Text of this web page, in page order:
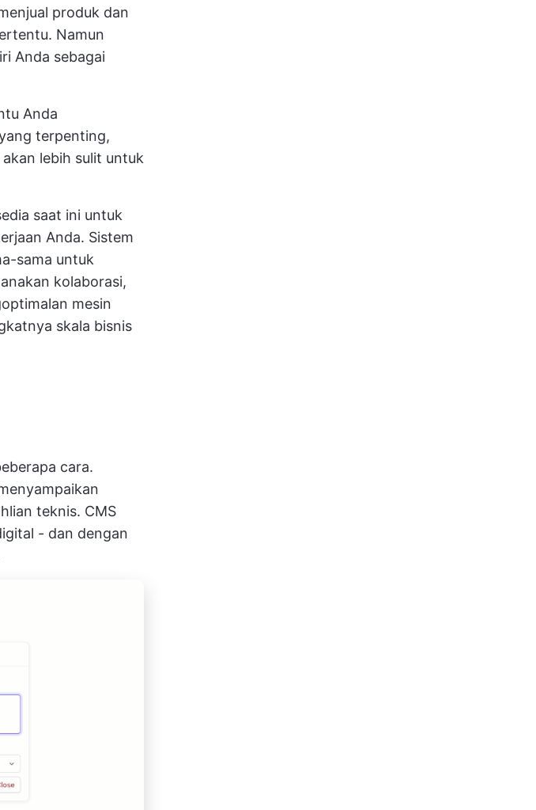
produk dan
Namun
Anda sebagai
Anda
terpenting,
lebih sulit untuk
saat ini untuk
Anda. Sistem
sama untuk
kolaborasi,
mesin
skala bisnis
cara.
teknis. CMS
- dan dengan